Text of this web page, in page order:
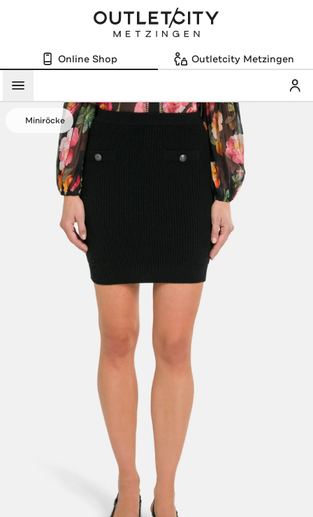
Online Shop Outletcity Metzingen
Menü
Miniröcke